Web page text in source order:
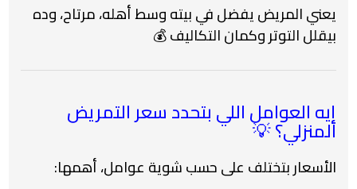
يعني المريض يفضل في بيته وسط أهله، مرتاح، وده
بيقلل التوتر وكمان التكاليف 💰
إيه العوامل اللي بتحدد سعر التمريض
المنزلي؟ 💡
الأسعار بتختلف على حسب شوية عوامل، أهمها: